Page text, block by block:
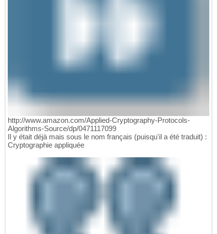
http://www.amazon.com/Applied-Cryptography-Protocols-
Algorithms-Source/dp/0471117099
Il y était déjà mais sous le nom français (puisqu'il a été traduit) :
Cryptographie appliquée